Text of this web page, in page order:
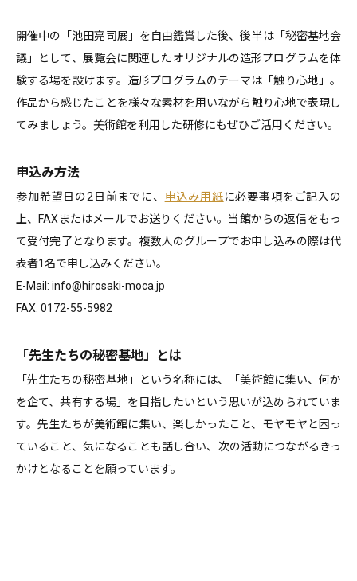
開催中の「池田亮司展」を自由鑑賞した後、後半は「秘密基地会
議」として、展覧会に関連したオリジナルの造形プログラムを体
験する場を設けます。造形プログラムのテーマは「触り心地」。
作品から感じたことを様々な素材を用いながら触り心地で表現し
てみましょう。美術館を利用した研修にもぜひご活用ください。
申込み方法
参加希望日の2日前までに、 申込み用紙に必要事項をご記入の
上、FAXまたはメールでお送りください。当館からの返信をもっ
て受付完了となります。複数人のグループでお申し込みの際は代
表者1名で申し込みください。
E-Mail: info@hirosaki-moca.jp
FAX: 0172-55-5982
「先生たちの秘密基地」とは
「先生たちの秘密基地」という名称には、「美術館に集い、何か
を企て、共有する場」を目指したいという思いが込められていま
す。先生たちが美術館に集い、楽しかったこと、モヤモヤと困っ
ていること、気になることも話し合い、次の活動につながるきっ
かけとなることを願っています。